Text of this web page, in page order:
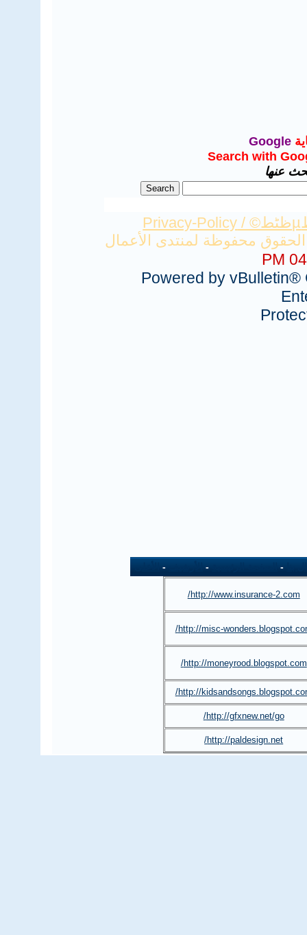
Google
Search with
عنها
Privacy-Policy
Powered by
-
-
-
http://www.insurance-2.com/
http://misc-
http://moneyrood.blogspot.com/
http://
http://gfxnew.net/go/
http://paldesign.net/